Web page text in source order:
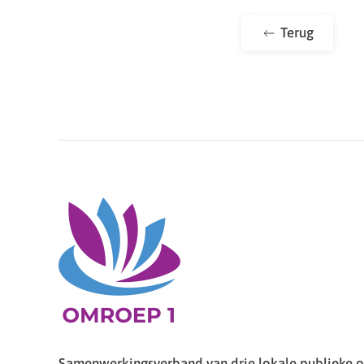
Terug